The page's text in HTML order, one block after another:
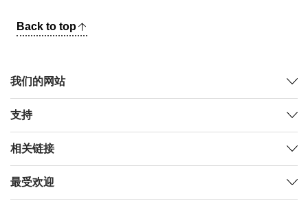
Back to top
我们的网站
支持
相关链接
最受欢迎